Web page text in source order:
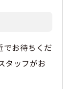
お待ちくだ
タッフがお